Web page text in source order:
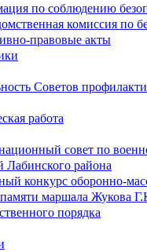
по соблюдению
комиссия по
правовые акты
Советов
работа
совет по
Лабинского района
конкурс оборонно-
маршала Жукова
порядка